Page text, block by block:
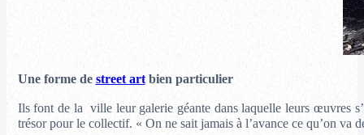
Une forme de street artbien particulier
Ils font de la ville leur galerie géante dans laquelle leurs œuvres
trésor pour le collectif. « On ne sait jamais à l’avance ce qu’on va